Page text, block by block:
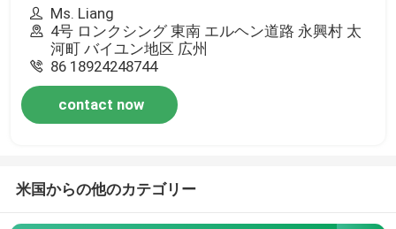
Ms. Liang
4号 ロンクシング 東南 エルヘン道路 永興村 太
河町 バイユン地区 広州
86 18924248744
contact now
米国からの他のカテゴリー